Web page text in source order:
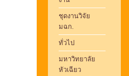
ชุดงานวิจัย
มฉก.
ทั่วไป
มหาวิทยาลัย
หัวเฉียว